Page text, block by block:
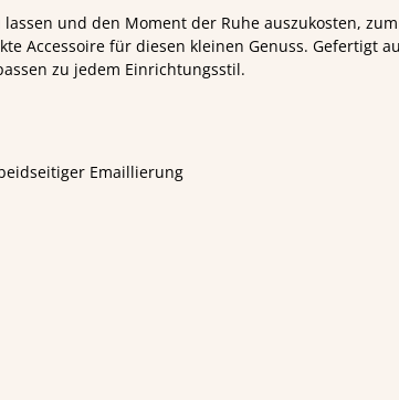
und den Moment der Ruhe auszukosten,
Accessoire für diesen kleinen Genuss.
zu jedem Einrichtungsstil.
Emaillierung